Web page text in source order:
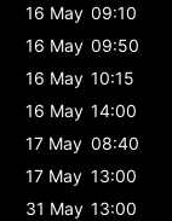
16 May 09:10
16 May 09:50
16 May 10:15
16 May 14:00
17 May 08:40
17 May 13:00
31 May 13:00